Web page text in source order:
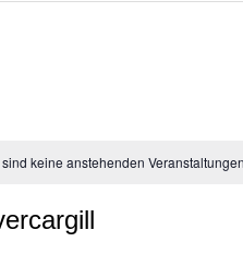
sind keine anstehenden